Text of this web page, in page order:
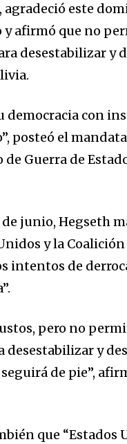
este
y afirmó que no
desestabilizar y
democracia con
posteó el
Guerra de
junio, Hegseth
y la
intentos de
pero no
y
de pie”,
que “Estados